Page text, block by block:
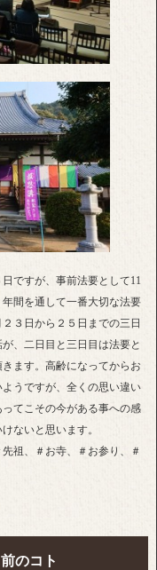
ですが、事前法要として11
間を通して一番大切な法要
３日から２５日までの三日
、二日目と三日目は法要と
ます。高齢になってからお
うですが、全くの思い違い
てこその今がある事への感
ないと思います。
祖、＃お寺、＃お参り、＃
のコト